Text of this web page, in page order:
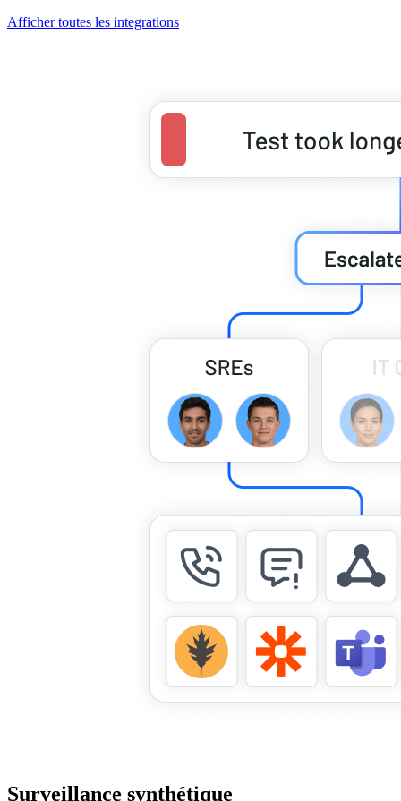
Afficher toutes les integrations
Surveillance synthétique